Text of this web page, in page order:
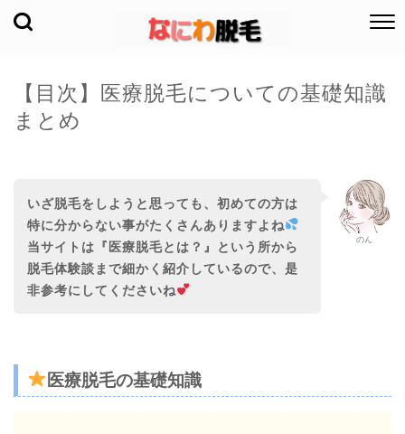
【目次】医療脱毛についての基礎知識
まとめ
のん
いざ脱毛をしようと思っても、初めての方は
特に分からない事がたくさんありますよね
当サイトは『医療脱毛とは？』という所から
脱毛体験談まで細かく紹介しているので、是
非参考にしてくださいね
医療脱毛の基礎知識